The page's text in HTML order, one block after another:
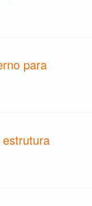
para